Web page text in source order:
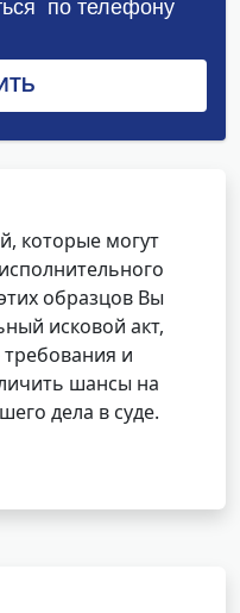
которые могут
образцов Вы
исковой акт,
и
шансы на
дела в суде.